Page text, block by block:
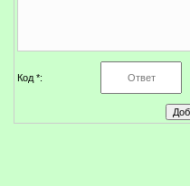
Код *: